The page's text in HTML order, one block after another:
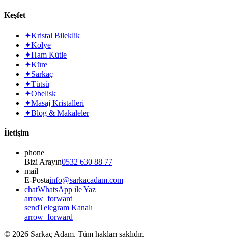
Keşfet
✦Kristal Bileklik
✦Kolye
✦Ham Kütle
✦Küre
✦Sarkaç
✦Tütsü
✦Obelisk
✦Masaj Kristalleri
✦Blog & Makaleler
İletişim
phone
Bizi Arayın0532 630 88 77
mail
E-Postainfo@sarkacadam.com
chatWhatsApp ile Yaz
arrow_forward
sendTelegram Kanalı
arrow_forward
© 2026 Sarkaç Adam. Tüm hakları saklıdır.